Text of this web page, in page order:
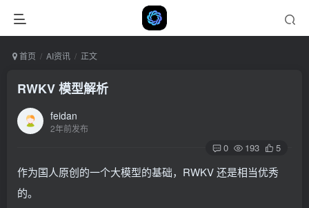
首页 AI资讯 正文
RWKV 模型解析
feidan
2年前发布
0 193 5
作为国人原创的一个大模型的基础，RWKV 还是相当优秀
的。